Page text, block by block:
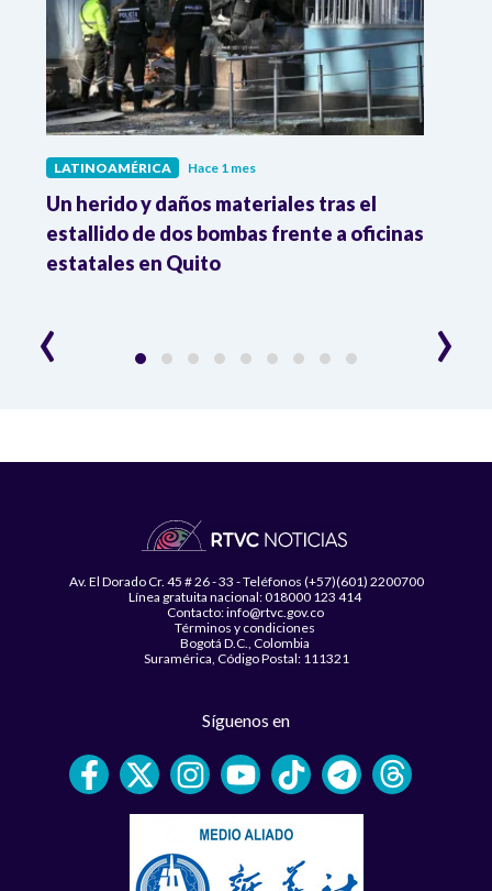
LATINOAMÉRICA Hace 1 mes
Un herido y daños materiales tras el
estallido de dos bombas frente a oficinas
estatales en Quito
‹ ›
Av. El Dorado Cr. 45 # 26 - 33 - Teléfonos (+57)(601) 2200700
Línea gratuita nacional: 018000 123 414
Contacto: info@rtvc.gov.co
Términos y condiciones
Bogotá D.C., Colombia
Suramérica, Código Postal: 111321
Síguenos en